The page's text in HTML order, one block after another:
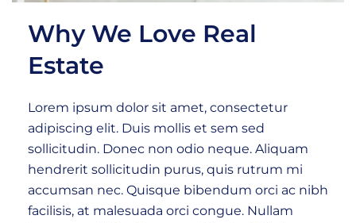
Why We Love Real
Estate
Lorem ipsum dolor sit amet, consectetur
adipiscing elit. Duis mollis et sem sed
sollicitudin. Donec non odio neque. Aliquam
hendrerit sollicitudin purus, quis rutrum mi
accumsan nec. Quisque bibendum orci ac nibh
facilisis, at malesuada orci congue. Nullam